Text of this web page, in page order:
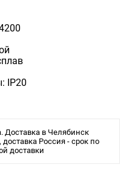
IP20
Доставка в Челябинск
Россия - срок по
доставки